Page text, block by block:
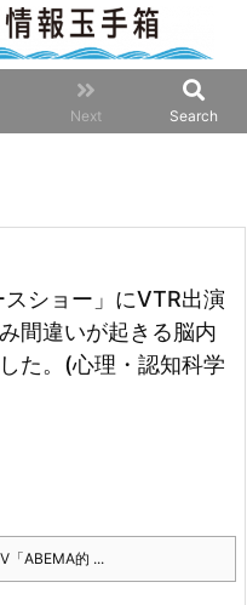
Next Search
ショー」にVTR出演
間違いが起きる脳内
た。(心理・認知科学
「ABEMA的 ...